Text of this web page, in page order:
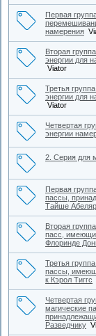
Первая
намерения
Вторая
энергии для
Viator
Третья
энергии для
Viator
Четвертая
энергии
2. Серия для
Первая
пассы,
Тайше Абеляр
Вторая
пасс,
Флоринде
Третья
пассы,
к Кэрол Тиггс
Четвертая
магические
Разведчику